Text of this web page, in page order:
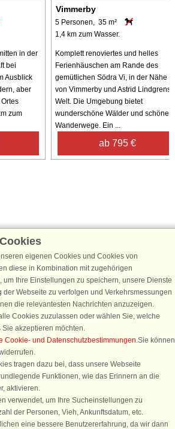
in der
bei
Ausblick
aber
zum
Vimmerby
5 Personen, 35 m²
1,4 km zum Wasser.
Komplett renoviertes und helles
Ferienhäuschen am Rande des
gemütlichen Södra Vi, in der Nähe
von Vimmerby und Astrid Lindgrens
Welt. Die Umgebung bietet
wunderschöne Wälder und schöne
Wanderwege. Ein ...
ab 795 €
Ferienhaus-Fans an
von 25 € für Ihren nächsten
Sie sich einfach für den DanCenter Newsletter
exklusive Angebote, Gewinnspiele und
abonnieren
eigenen Cookies und Cookies von
diese in Kombination mit zugehörigen
Ihre Einstellungen zu speichern, unsere Dienste
der Webseite zu verfolgen und Verkehrsmessungen
die relevantesten Nachrichten anzuzeigen.
Cookies zuzulassen oder wählen Sie, welche
akzeptieren möchten.
Cookie- und Datenschutzbestimmungen.Sie können
tragen dazu bei, dass unsere Webseite
Funktionen, wie das Erinnern an die
aktivieren.
verwendet, um Ihre Sucheinstellungen zu
der Personen, Vieh, Ankunftsdatum, etc.
eine bessere Benutzererfahrung, da wir dann